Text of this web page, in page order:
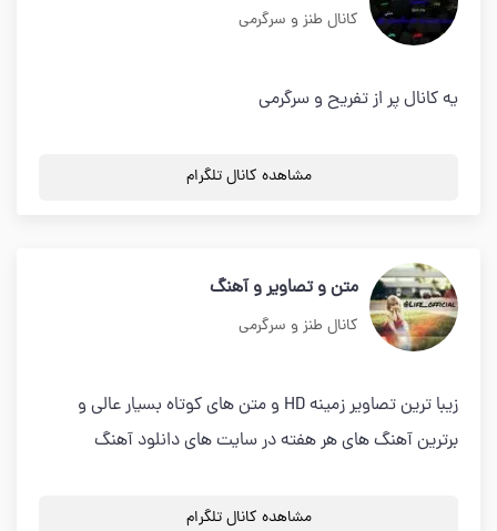
کانال طنز و سرگرمی
یه کانال پر از تفریح و سرگرمی
مشاهده کانال تلگرام
متن و تصاویر و آهنگ
کانال طنز و سرگرمی
زیبا ترین تصاویر زمینه HD و متن های کوتاه بسیار عالی و
برترین آهنگ های هر هفته در سایت های دانلود آهنگ
مشاهده کانال تلگرام